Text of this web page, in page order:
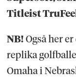
Titleist
NB! Også her
replika
Omaha i